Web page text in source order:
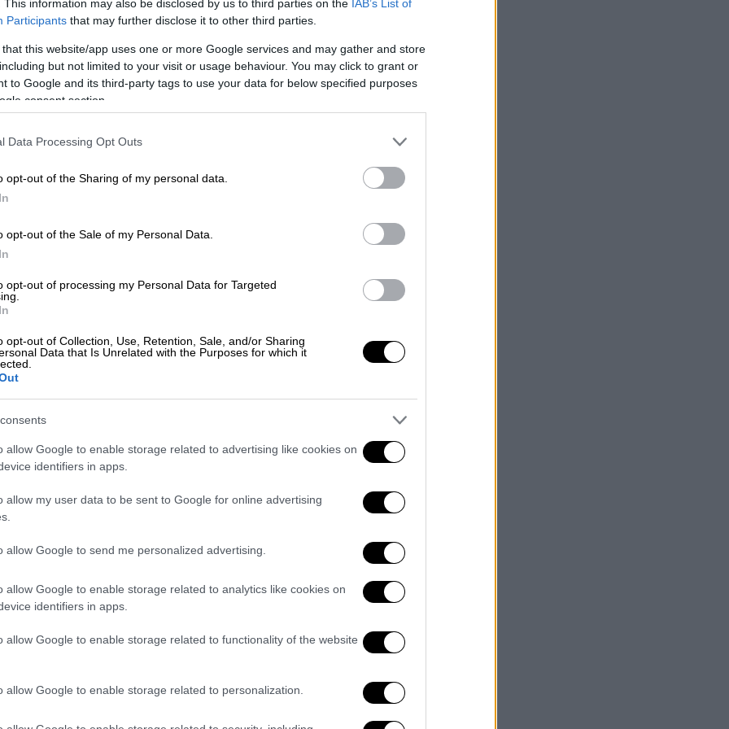
This information may also be disclosed by us to third parties on the IAB’s List of
Participants that may further disclose it to other third parties.
that this website/app uses one or more Google services and may gather and store
but not limited to your visit or usage behaviour. You may click to grant or
to Google and its third-party tags to use your data for below specified purposes
consent section.
Data Processing Opt Outs
opt-out of the Sharing of my personal data.
opt-out of the Sale of my Personal Data.
opt-out of processing my Personal Data for Targeted
opt-out of Collection, Use, Retention, Sale, and/or Sharing
Data that Is Unrelated with the Purposes for which it
allow Google to enable storage related to advertising like cookies on
identifiers in apps.
allow my user data to be sent to Google for online advertising
allow Google to send me personalized advertising.
allow Google to enable storage related to analytics like cookies on
identifiers in apps.
allow Google to enable storage related to functionality of the website
allow Google to enable storage related to personalization.
Πολιτική|01.07.2019 23:24
Τσίπρας στο Ηράκλειο: Η Ελλάδα
ανήκει στους Έλληνες, όχι σε
τρεις οικογένειες
Τα βασικά σημεία της ομιλίας του
πρωθυπουργού από την Κρήτη
Κόσμος|01.07.2019 23:16
βρέθηκε αέριο Σαρίν στα γραφεία
παρουσία της βασικής ουσίας αυτού
Ελλάδα|01.07.2019 23:12
Διαβάστε στο Έθνος που
Το πρωτοσέλιδο της εφημερίδας, σε
τίτλους
Άγνωστοι βανδάλισαν την είσοδο